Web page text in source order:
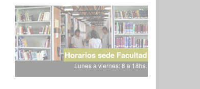
Horarios sede Facultad
Lunes a viernes: 8 a 18hs.